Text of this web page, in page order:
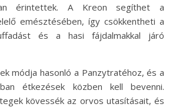
érintettek. A Kreon segíthet a
emésztésében, így csökkentheti a
és a hasi fájdalmakkal járó
módja hasonló a Panzytratéhoz, és a
étkezések közben kell bevenni.
kövessék az orvos utasításait, és